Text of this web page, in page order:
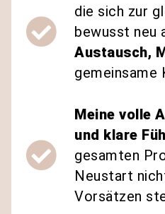
die sich zur
bewusst neu
Austausch,
gemeinsame
Meine volle
und klare
gesamten
Neustart
Vorsätzen